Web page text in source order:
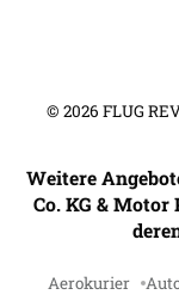
© 2026 FLUG
Weitere
Co. KG & Motor
Aerokurier